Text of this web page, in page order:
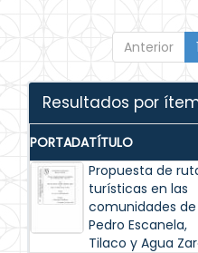
Anterior 1
Resultados por
PORTADATÍTULO
Propuesta de
turísticas en las
comunidades de
Pedro Escanela,
Tilaco y Agua